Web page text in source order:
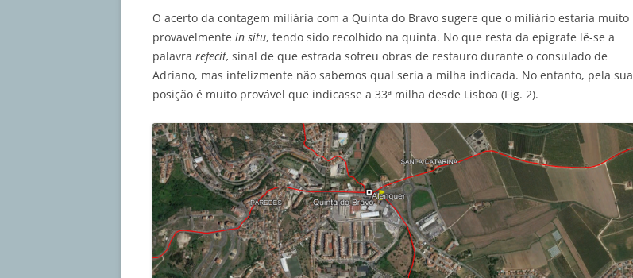
O acerto da contagem miliária com a Quinta do Bravo sugere que o miliário estaria muito
provavelmente in situ, tendo sido recolhido na quinta. No que resta da epígrafe lê-se a
palavra refecit, sinal de que estrada sofreu obras de restauro durante o consulado de
Adriano, mas infelizmente não sabemos qual seria a milha indicada. No entanto, pela sua
posição é muito provável que indicasse a 33ª milha desde Lisboa (Fig. 2).